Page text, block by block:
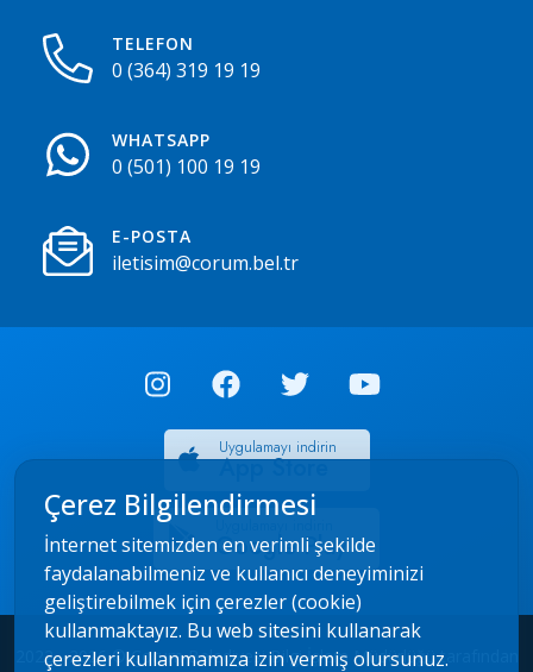
TELEFON
0 (364) 319 19 19
WHATSAPP
0 (501) 100 19 19
E-POSTA
iletisim@corum.bel.tr
Uygulamayı indirin
App Store
Google Play
2022 - 2026 © Çorum Belediyesi Bilgi İşlem Müdürlüğü tarafından
Çerez Bilgilendirmesi
İnternet sitemizden en verimli şekilde
faydalanabilmeniz ve kullanıcı deneyiminizi
geliştirebilmek için çerezler (cookie)
kullanmaktayız. Bu web sitesini kullanarak
çerezleri kullanmamıza izin vermiş olursunuz.